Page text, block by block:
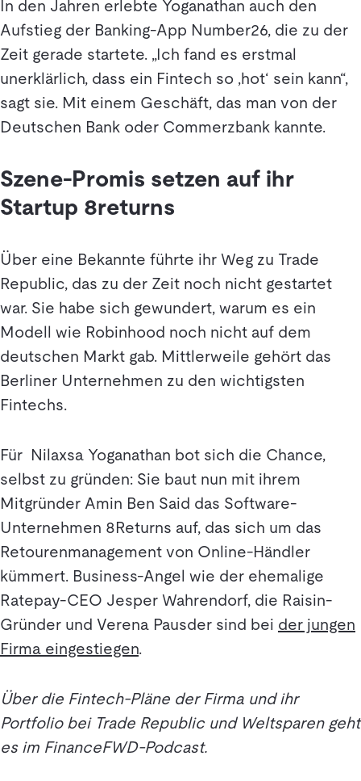
In den Jahren erlebte Yoganathan auch den
Aufstieg der Banking-App Number26, die zu der
Zeit gerade startete. „Ich fand es erstmal
unerklärlich, dass ein Fintech so ‚hot‘ sein kann“,
sagt sie. Mit einem Geschäft, das man von der
Deutschen Bank oder Commerzbank kannte.
Szene-Promis setzen auf ihr
Startup 8returns
Über eine Bekannte führte ihr Weg zu Trade
Republic, das zu der Zeit noch nicht gestartet
war. Sie habe sich gewundert, warum es ein
Modell wie Robinhood noch nicht auf dem
deutschen Markt gab. Mittlerweile gehört das
Berliner Unternehmen zu den wichtigsten
Fintechs.
Für Nilaxsa Yoganathan bot sich die Chance,
selbst zu gründen: Sie baut nun mit ihrem
Mitgründer Amin Ben Said das Software-
Unternehmen 8Returns auf, das sich um das
Retourenmanagement von Online-Händler
kümmert. Business-Angel wie der ehemalige
Ratepay-CEO Jesper Wahrendorf, die Raisin-
Gründer und Verena Pausder sind bei der jungen
Firma eingestiegen.
Über die Fintech-Pläne der Firma und ihr
Portfolio bei Trade Republic und Weltsparen geht
es im FinanceFWD-Podcast.